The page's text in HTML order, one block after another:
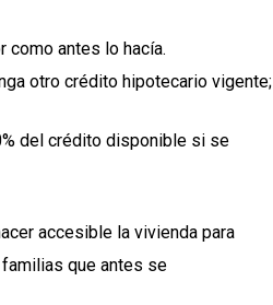
como antes lo hacía.
otro crédito hipotecario vigente;
del crédito disponible si se
accesible la vivienda para
que antes se